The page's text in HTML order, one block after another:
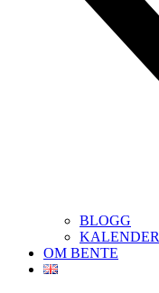
BLOGG
KALENDER
OM BENTE